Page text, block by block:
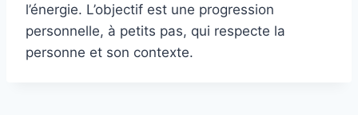
l’énergie. L’objectif est une progression
personnelle, à petits pas, qui respecte la
personne et son contexte.